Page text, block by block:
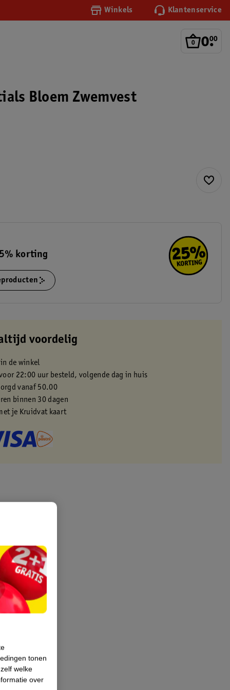
Winkels Klantenservice
0.
00
Bloem Zwemvest
korting
voordelig
de winkel
22:00 uur besteld, volgende dag in huis
vanaf 50.00
binnen 30 dagen
je Kruidvat kaart
tonen
welke
over